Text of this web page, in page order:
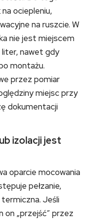
ociepleniu,
na ruszcie. W
nie jest miejscem
liter, nawet gdy
montażu.
przez pomiar
miejsc przy
dokumentacji
izolacji jest
oparcie mocowania
pełzanie,
Jeśli
on „przejść” przez